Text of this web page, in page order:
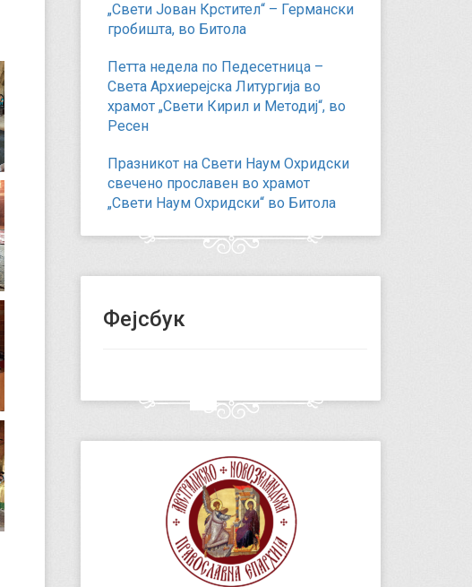
„Свети Јован Крстител“ – Германски
гробишта, во Битола
Петта недела по Педесетница –
Света Архиерејска Литургија во
храмот „Свети Кирил и Методиј“, во
Ресен
Празникот на Свети Наум Охридски
свечено прославен во храмот
„Свети Наум Охридски“ во Битола
Фејсбук